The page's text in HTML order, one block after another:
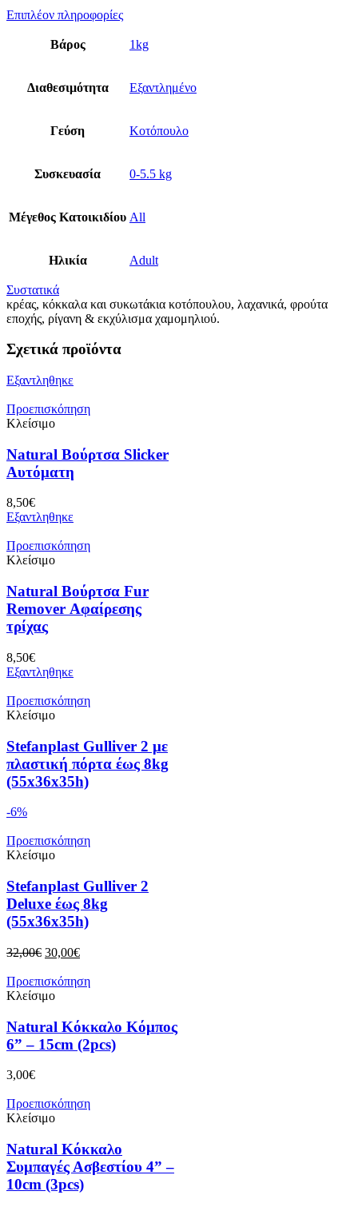
Επιπλέον πληροφορίες
Βάρος 1kg
Διαθεσιμότητα Εξαντλημένο
Γεύση Κοτόπουλο
Συσκευασία 0-5.5 kg
Μέγεθος Κατοικιδίου All
Ηλικία Adult
Συστατικά
κρέας, κόκκαλα και συκωτάκια κοτόπουλου, λαχανικά, φρούτα
εποχής, ρίγανη & εκχύλισμα χαμομηλιού.
Σχετικά προϊόντα
Εξαντληθηκε
Προεπισκόπηση
Κλείσιμο
Natural Bούρτσα Slicker
Αυτόματη
8,50€
Εξαντληθηκε
Προεπισκόπηση
Κλείσιμο
Natural Βούρτσα Fur
Remover Αφαίρεσης
τρίχας
8,50€
Εξαντληθηκε
Προεπισκόπηση
Κλείσιμο
Stefanplast Gulliver 2 με
πλαστική πόρτα έως 8kg
(55x36x35h)
-6%
Προεπισκόπηση
Κλείσιμο
Stefanplast Gulliver 2
Deluxe έως 8kg
(55x36x35h)
32,00€ Original
was:
32,00€.
30,00€Η
τιμή
Προεπισκόπηση
Κλείσιμο
Natural Κόκκαλο Κόμπος
6” – 15cm (2pcs)
3,00€
Προεπισκόπηση
Κλείσιμο
Natural Κόκκαλο
Συμπαγές Ασβεστίου 4” –
10cm (3pcs)